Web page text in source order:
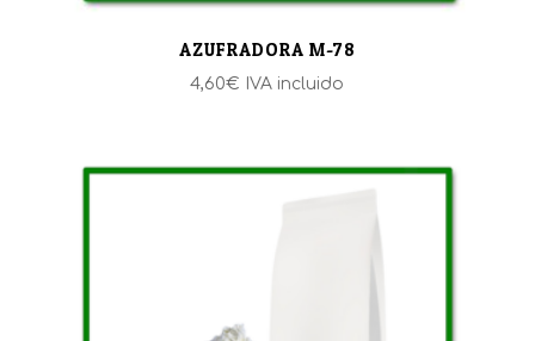
AZUFRADORA M-78
4,60€ IVA incluido